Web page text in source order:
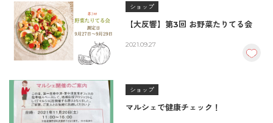
ショップ
【大反響】第3回 お野菜たりてる会
2021.09.27
ショップ
マルシェで健康チェック！